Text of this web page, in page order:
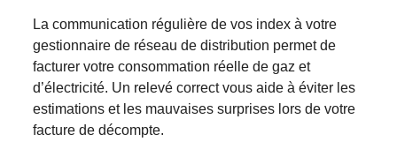
La communication régulière de vos index à votre
gestionnaire de réseau de distribution permet de
facturer votre consommation réelle de gaz et
d’électricité. Un relevé correct vous aide à éviter les
estimations et les mauvaises surprises lors de votre
facture de décompte.